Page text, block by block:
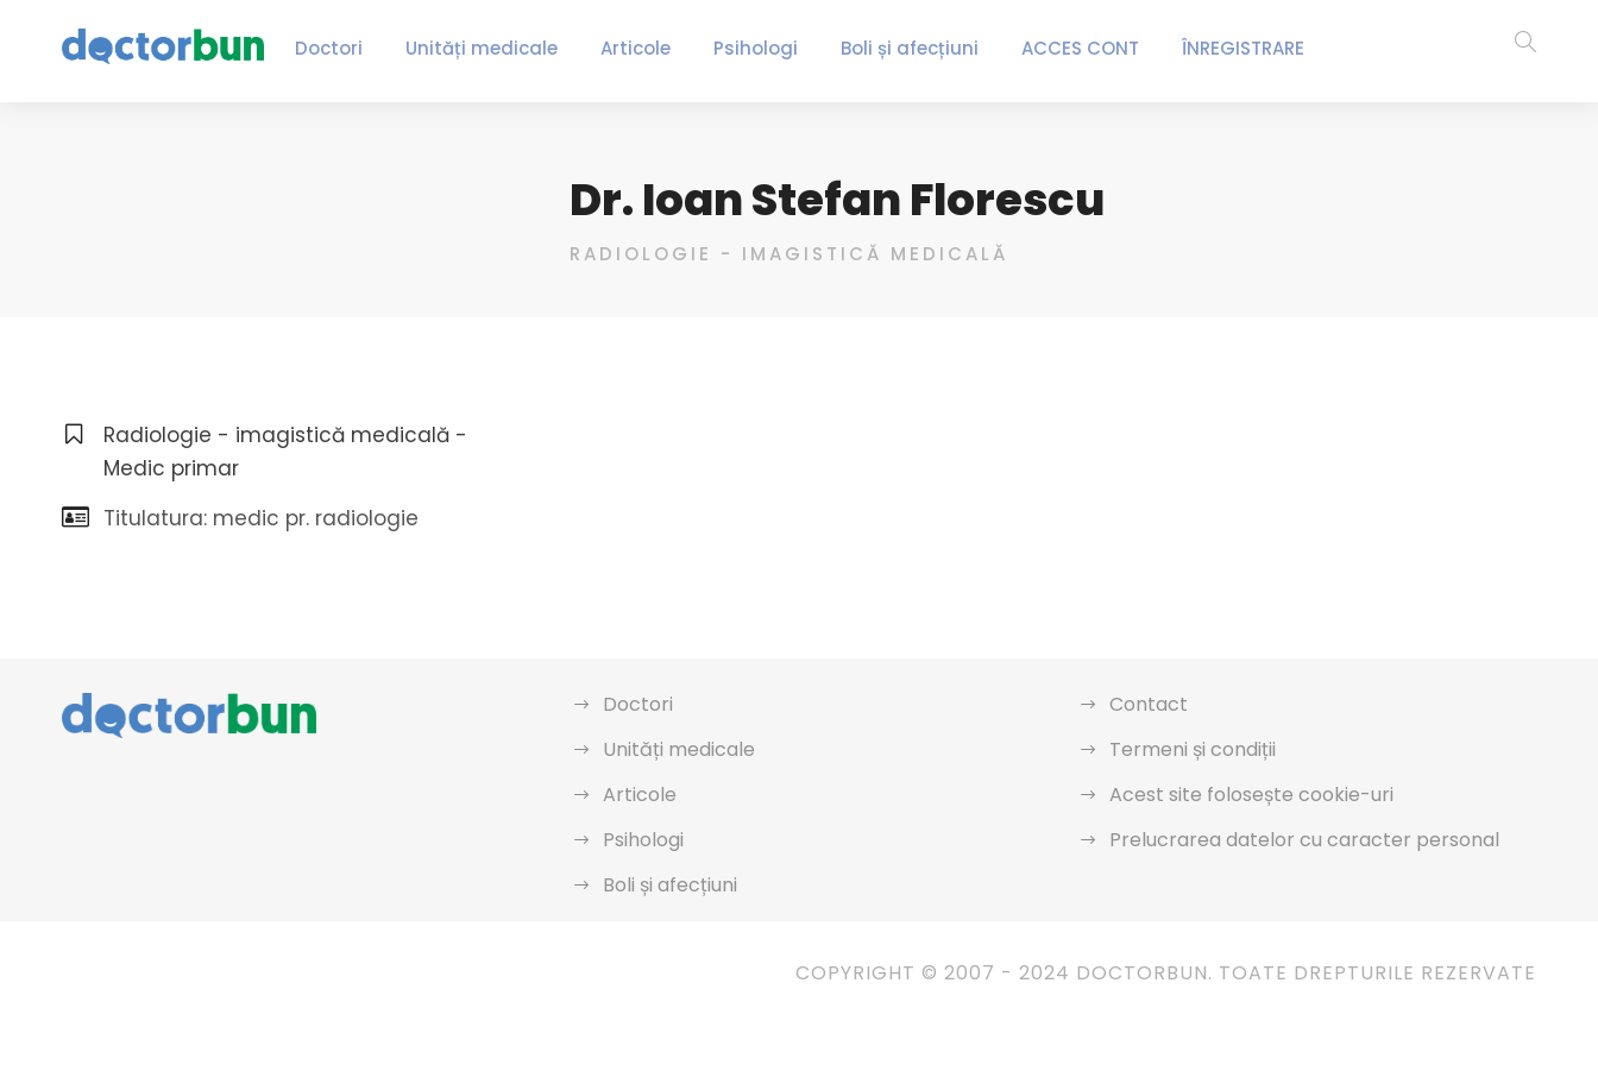
Doctori Unități medicale Articole Psihologi Boli și afecțiuni ACCES CONT ÎNREGISTRARE
Dr. Ioan Stefan Florescu
RADIOLOGIE - IMAGISTICĂ MEDICALĂ
Radiologie - imagistică medicală -
Medic primar
Titulatura: medic pr. radiologie
Doctori
Unități medicale
Articole
Psihologi
Boli și afecțiuni
Contact
Termeni și condiții
Acest site folosește cookie-uri
Prelucrarea datelor cu caracter personal
COPYRIGHT © 2007 - 2024 DOCTORBUN. TOATE DREPTURILE REZERVATE